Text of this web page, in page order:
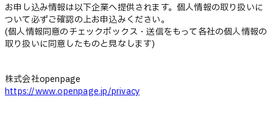
お申し込み情報は以下企業へ提供されます。個人情報の取り扱いに
ついて必ずご確認の上お申込みください。
(個人情報同意のチェックボックス・送信をもって各社の個人情報の
取り扱いに同意したものと見なします)
株式会社openpage
https://www.openpage.jp/privacy